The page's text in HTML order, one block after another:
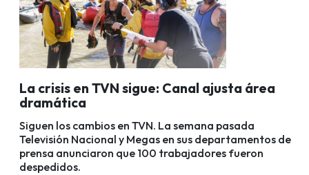
La crisis en TVN sigue: Canal ajusta área
dramática
Siguen los cambios en TVN. La semana pasada
Televisión Nacional y Megas en sus departamentos de
prensa anunciaron que 100 trabajadores fueron
despedidos.